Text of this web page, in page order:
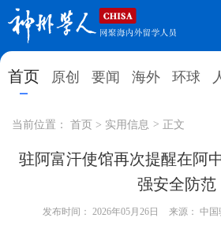
首页 原创 要闻 海外 环球
网站地图
首页 原创
环球 人物 来
就业创业 合作
当前位置： 首页 > 实用信息 > 正文
驻阿富汗使馆再次提醒在阿
强安全防范
发布时间： 2026年05月26日 来源： 中国